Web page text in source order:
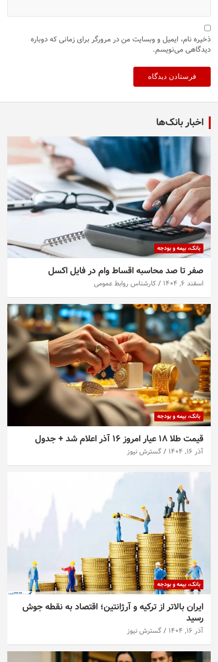
ذخیره نام، ایمیل و وبسایت من در مرورگر برای زمانی که دوباره
دیدگاهی می‌نویسم.
اخبار بانک‌ها
بانک، بیمه و بودجه
صفر تا صد محاسبه اقساط وام در فایل اکسل
اسفند ۶, ۱۴۰۴ کارشناس روابط عمومی
بانک، بیمه و بودجه
قیمت طلا ۱۸ عیار امروز ۱۶ آذر اعلام شد + جدول
آذر ۱۶, ۱۴۰۴ گسترش نیوز
بانک، بیمه و بودجه
ایران بالاتر از ترکیه و آرژانتین؛ اقتصاد به نقطه جوش
رسید
آذر ۱۶, ۱۴۰۴ گسترش نیوز